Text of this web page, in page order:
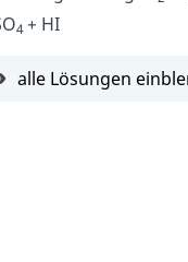
4+ HI
alle Lösungen